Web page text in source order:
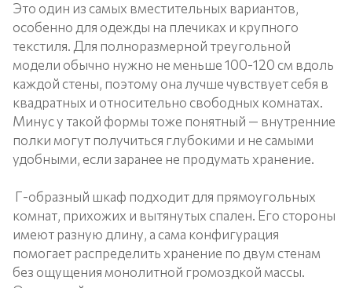
Это один из самых вместительных вариантов,
особенно для одежды на плечиках и крупного
текстиля. Для полноразмерной треугольной
модели обычно нужно не меньше 100-120 см вдоль
каждой стены, поэтому она лучше чувствует себя в
квадратных и относительно свободных комнатах.
Минус у такой формы тоже понятный — внутренние
полки могут получиться глубокими и не самыми
удобными, если заранее не продумать хранение.
Г-образный шкаф подходит для прямоугольных
комнат, прихожих и вытянутых спален. Его стороны
имеют разную длину, а сама конфигурация
помогает распределить хранение по двум стенам
без ощущения монолитной громоздкой массы.